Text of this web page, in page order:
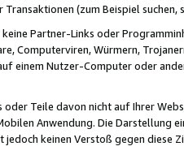
Transaktionen (zum Beispiel
Partner-Links oder
Computerviren, Würmern,
einem Nutzer-Computer oder
oder Teile davon nicht auf Ihrer
Anwendung. Die Darstellung
keinen Verstoß gegen diese